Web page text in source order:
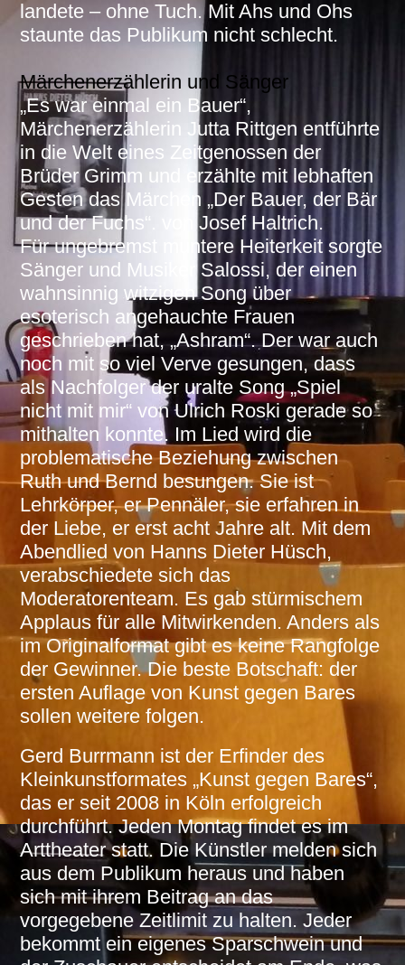
landete – ohne Tuch. Mit Ahs und Ohs
staunte das Publikum nicht schlecht.
Märchenerzählerin und Sänger
„Es war einmal ein Bauer“,
Märchenerzählerin Jutta Rittgen entführte
in die Welt eines Zeitgenossen der
Brüder Grimm und erzählte mit lebhaften
Gesten das Märchen „Der Bauer, der Bär
und der Fuchs“. von Josef Haltrich.
Für ungebremst muntere Heiterkeit sorgte
Sänger und Musiker Salossi, der einen
wahnsinnig witzigen Song über
esoterisch angehauchte Frauen
geschrieben hat, „Ashram“. Der war auch
noch mit so viel Verve gesungen, dass
als Nachfolger der uralte Song „Spiel
nicht mit mir“ von Ulrich Roski gerade so
mithalten konnte. Im Lied wird die
problematische Beziehung zwischen
Ruth und Bernd besungen. Sie ist
Lehrkörper, er Pennäler, sie erfahren in
der Liebe, er erst acht Jahre alt. Mit dem
Abendlied von Hanns Dieter Hüsch,
verabschiedete sich das
Moderatorenteam. Es gab stürmischem
Applaus für alle Mitwirkenden. Anders als
im Originalformat gibt es keine Rangfolge
der Gewinner. Die beste Botschaft: der
ersten Auflage von Kunst gegen Bares
sollen weitere folgen.
Gerd Burrmann ist der Erfinder des
Kleinkunstformates „Kunst gegen Bares“,
das er seit 2008 in Köln erfolgreich
durchführt. Jeden Montag findet es im
Arttheater statt. Die Künstler melden sich
aus dem Publikum heraus und haben
sich mit ihrem Beitrag an das
vorgegebene Zeitlimit zu halten. Jeder
bekommt ein eigenes Sparschwein und